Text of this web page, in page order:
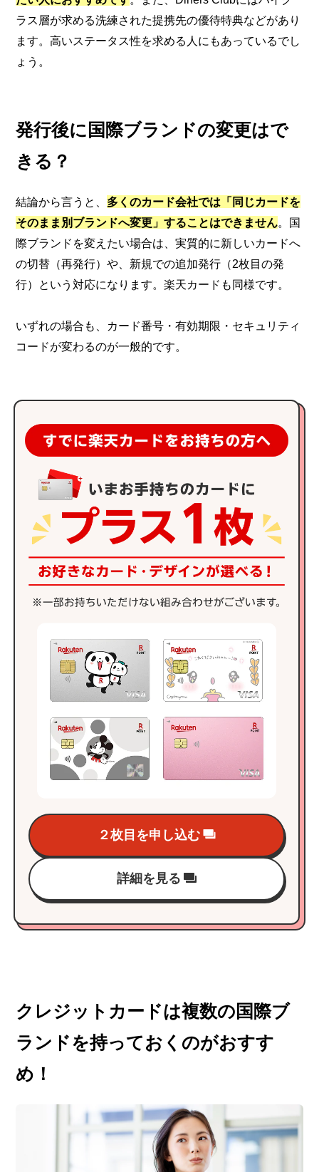
ラス層が求める洗練された提携先の優待特典などがあり
ます。高いステータス性を求める人にもあっているでし
ょう。
発行後に国際ブランドの変更はで
きる？
結論から言うと、 多くのカード会社では「同じカードを
そのまま別ブランドへ変更」することはできません。国
際ブランドを変えたい場合は、実質的に新しいカードへ
の切替（再発行）や、新規での追加発行（2枚目の発
行）という対応になります。楽天カードも同様です。
いずれの場合も、カード番号・有効期限・セキュリティ
コードが変わるのが一般的です。
２枚目を申し込む
詳細を見る
クレジットカードは複数の国際ブ
ランドを持っておくのがおすす
め！